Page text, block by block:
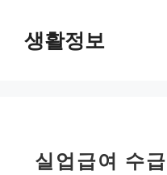
생활정보
실업급여 수